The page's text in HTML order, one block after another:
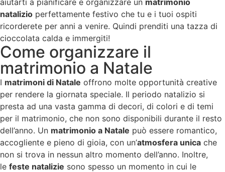
aiutarti a pianificare e organizzare un matrimonio
natalizio perfettamente festivo che tu e i tuoi ospiti
ricorderete per anni a venire. Quindi prenditi una tazza di
cioccolata calda e immergiti!
Come organizzare il
matrimonio a Natale
I matrimoni di Natale offrono molte opportunità creative
per rendere la giornata speciale. Il periodo natalizio si
presta ad una vasta gamma di decori, di colori e di temi
per il matrimonio, che non sono disponibili durante il resto
dell’anno. Un matrimonio a Natale può essere romantico,
accogliente e pieno di gioia, con un’atmosfera unica che
non si trova in nessun altro momento dell’anno. Inoltre,
le feste natalizie sono spesso un momento in cui le